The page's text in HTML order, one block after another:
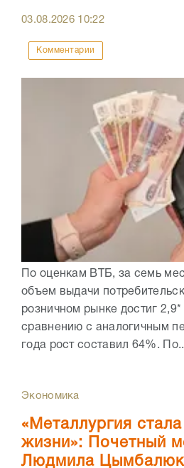
03.08.2026 10:22
Комментарии
По оценкам ВТБ, за семь
объем выдачи
розничном рынке достиг
сравнению с аналогичным
года рост составил 64%.
Экономика
«Металлургия
жизни»: Почетный
Людмила Цымбалюк